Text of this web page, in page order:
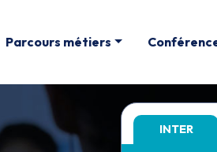
Parcours métiers
INTER